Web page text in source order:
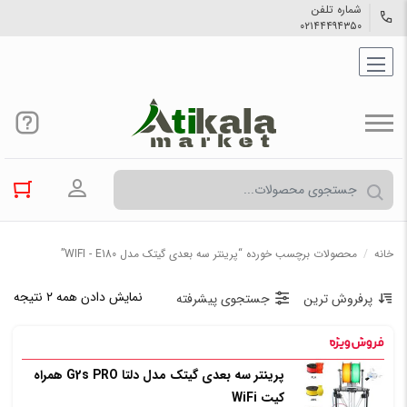
شماره تلفن
۰۲۱۴۴۴۹۴۳۵۰
ورود به
خانه / محصولات برچسب خورده “پرینتر سه بعدی گیتک مدل WIFI - E180”
نمایش دادن همه ۲ نتیجه پرفروش ترین جستجوی پیشرفته
پرینتر سه بعدی گیتک مدل دلتا G2s PRO همراه
کیت WiFi